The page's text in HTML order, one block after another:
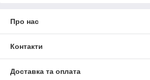
Про нас
Контакти
Доставка та оплата